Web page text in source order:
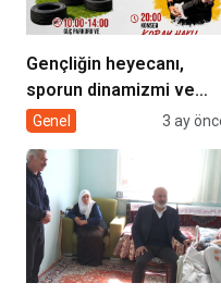
Gençliğin heyecanı,
sporun dinamizmi ve
müziğin coşkusu
geliyor!
Genel 3 ay